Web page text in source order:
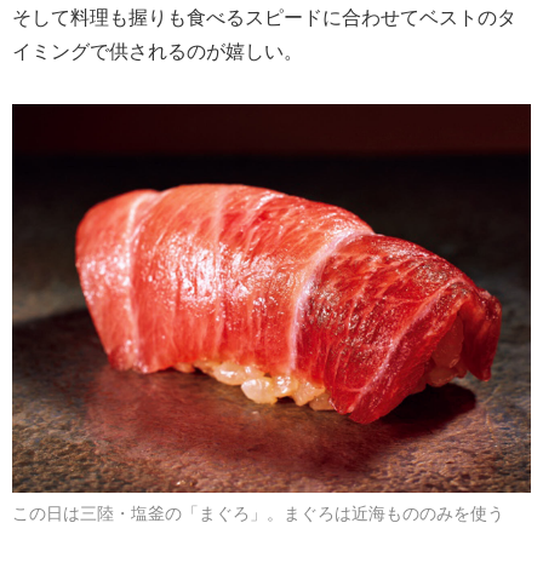
そして料理も握りも食べるスピードに合わせてベストのタ
イミングで供されるのが嬉しい。
この日は三陸・塩釜の「まぐろ」。まぐろは近海もののみを使う